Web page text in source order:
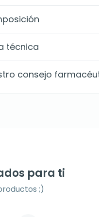
técnica
consejo
para ti
;)